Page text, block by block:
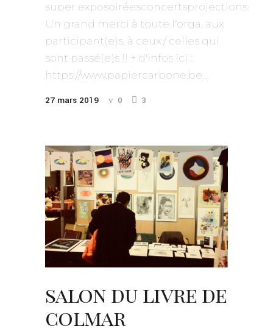
super exposoiréesconcertsprojections.
Un grand merci à toute l'orga, aux
participant(e)s, à ceux / celles qui
sont passé(e)s !! + d'infos ici :
https://www.papiercarbone.be...
27 mars 2019 0 3
salon du livre de
colmar